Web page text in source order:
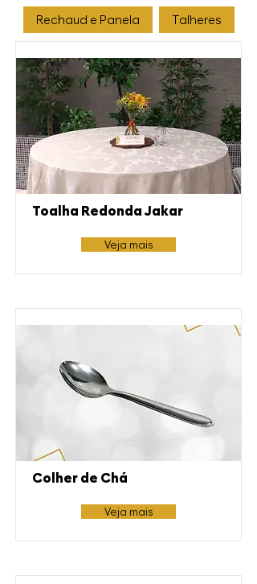
Rechaud e Panela Talheres
Toalha Redonda Jakar
Veja mais
Colher de Chá
Veja mais